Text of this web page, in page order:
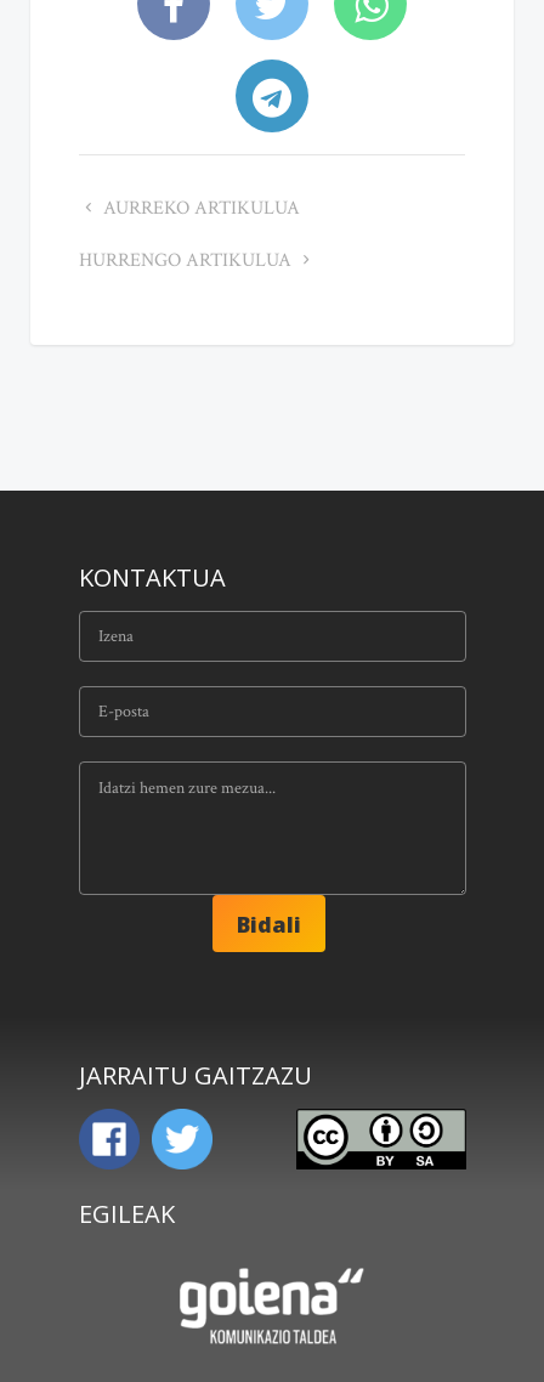
AURREKO ARTIKULUA
HURRENGO ARTIKULUA
KONTAKTUA
JARRAITU GAITZAZU
EGILEAK